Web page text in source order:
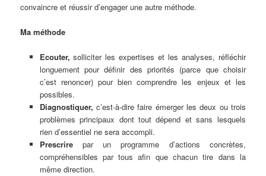
convaincre et réussir d’engager une autre méthode.
Ma méthode
Ecouter, solliciter les expertises et les analyses, réfléchir
longuement pour définir des priorités (parce que choisir
c’est renoncer) pour bien comprendre les enjeux et les
possibles.
Diagnostiquer, c’est-à-dire faire émerger les deux ou trois
problèmes principaux dont tout dépend et sans lesquels
rien d’essentiel ne sera accompli.
Prescrire par un programme d’actions concrètes,
compréhensibles par tous afin que chacun tire dans la
même direction.